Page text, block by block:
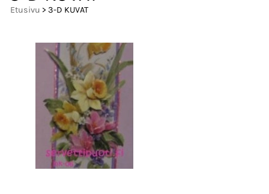
Etusivu > 3-D KUVAT